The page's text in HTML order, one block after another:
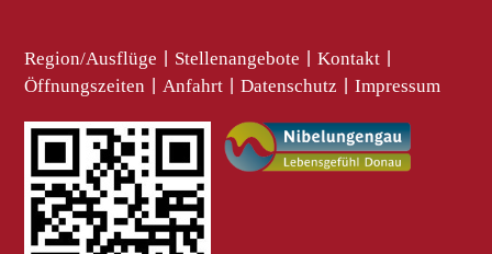
Region/Ausflüge Stellenangebote Kontakt
Öffnungszeiten Anfahrt Datenschutz Impressum